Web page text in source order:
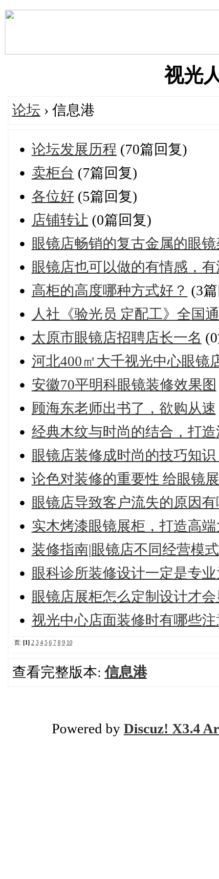
视光
论坛 › 信息港
论坛发展历程 (70篇回复)
卖柜台 (7篇回复)
各位好 (5篇回复)
店铺转让 (0篇回复)
眼镜店畅销的复古金属的眼
眼镜店也可以做的有情感，
高柜的高度哪种方式好？ (3
人社《验光员 定配工》全国
太原市眼镜店招聘店长一名
河北400㎡大千视光中心眼镜
安徽70平明科眼镜装修效果图
顾海东老师出书了，欲购从速
经典木纹与时尚的结合，打
眼镜店装修成时尚的技巧知识
论色对装修的重要性 给眼镜
眼镜店导致客户流失的原因
实木烤漆眼镜展柜，打造高
装修指南|眼镜店不同经营模
眼科诊所装修设计一定是专
眼镜店展柜怎么定制设计才
视光中心店面装修时有哪些
页: [1] 2 3 4 5 6 7 8 9 10
查看完整版本:信息港
Powered by Discuz! X3.4